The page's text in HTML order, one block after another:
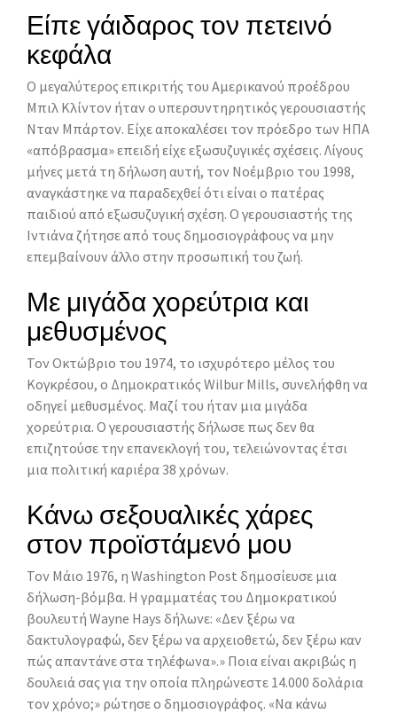
Είπε γάιδαρος τον πετεινό
κεφάλα
Ο μεγαλύτερος επικριτής του Aμερικανού προέδρου
Μπιλ Κλίντον ήταν ο υπερσυντηρητικός γερουσιαστής
Νταν Μπάρτον. Είχε αποκαλέσει τον πρόεδρο των ΗΠΑ
«απόβρασμα» επειδή είχε εξωσυζυγικές σχέσεις. Λίγους
μήνες μετά τη δήλωση αυτή, τον Νοέμβριο του 1998,
αναγκάστηκε να παραδεχθεί ότι είναι ο πατέρας
παιδιού από εξωσυζυγική σχέση. O γερουσιαστής της
Ιντιάνα ζήτησε από τους δημοσιογράφους να μην
επεμβαίνουν άλλο στην προσωπική του ζωή.
Με μιγάδα χορεύτρια και
μεθυσμένος
Τον Οκτώβριο του 1974, το ισχυρότερο μέλος του
Kογκρέσου, ο Δημοκρατικός Wilbur Mills, συνελήφθη να
οδηγεί μεθυσμένος. Μαζί του ήταν μια μιγάδα
χορεύτρια. O γερουσιαστής δήλωσε πως δεν θα
επιζητούσε την επανεκλογή του, τελειώνοντας έτσι
μια πολιτική καριέρα 38 χρόνων.
Κάνω σεξουαλικές χάρες
στον προϊστάμενό μου
Τον Μάιο 1976, η Washington Post δημοσίευσε μια
δήλωση-βόμβα. H γραμματέας του Δημοκρατικού
βουλευτή Wayne Hays δήλωνε: «Δεν ξέρω να
δακτυλογραφώ, δεν ξέρω να αρχειοθετώ, δεν ξέρω καν
πώς απαντάνε στα τηλέφωνα».» Ποια είναι ακριβώς η
δουλειά σας για την οποία πληρώνεστε 14.000 δολάρια
τον χρόνο;» ρώτησε ο δημοσιογράφος. «Nα κάνω